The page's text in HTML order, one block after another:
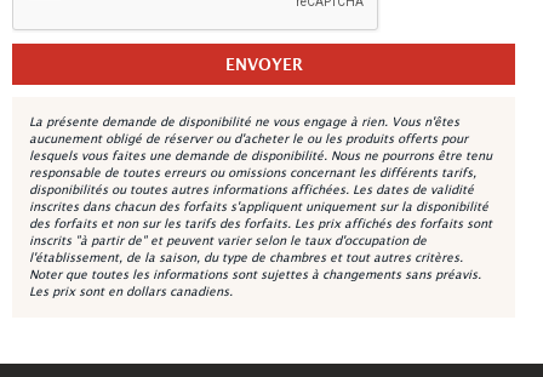
La présente demande de disponibilité ne vous engage à rien. Vous n'êtes
aucunement obligé de réserver ou d'acheter le ou les produits offerts pour
lesquels vous faites une demande de disponibilité. Nous ne pourrons être tenu
responsable de toutes erreurs ou omissions concernant les différents tarifs,
disponibilités ou toutes autres informations affichées. Les dates de validité
inscrites dans chacun des forfaits s'appliquent uniquement sur la disponibilité
des forfaits et non sur les tarifs des forfaits. Les prix affichés des forfaits sont
inscrits "à partir de" et peuvent varier selon le taux d'occupation de
l'établissement, de la saison, du type de chambres et tout autres critères.
Noter que toutes les informations sont sujettes à changements sans préavis.
Les prix sont en dollars canadiens.